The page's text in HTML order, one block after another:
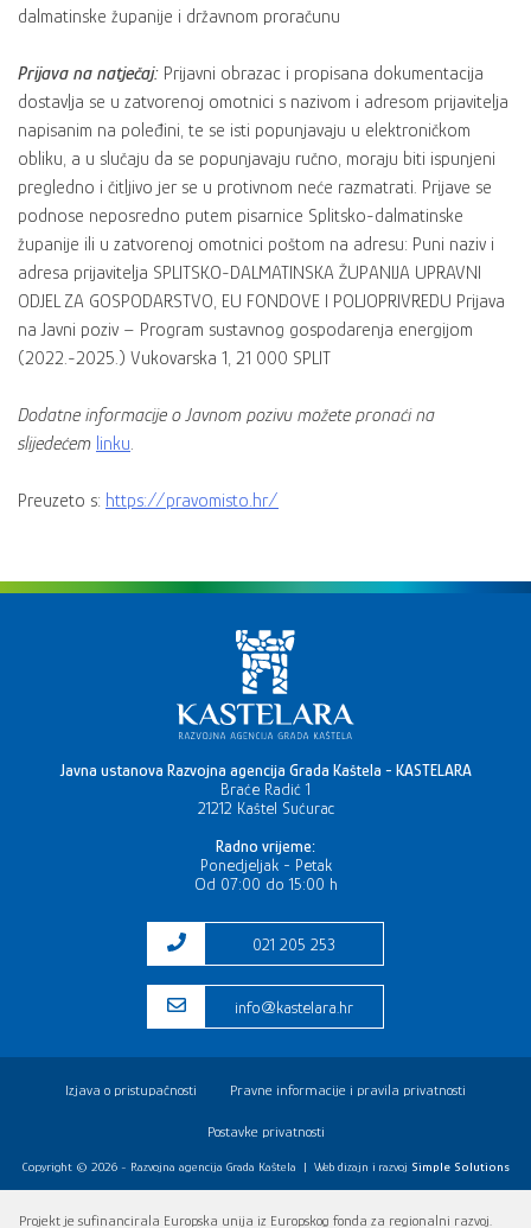
dalmatinske županije i državnom proračunu
Prijava na natječaj: Prijavni obrazac i propisana dokumentacija
dostavlja se u zatvorenoj omotnici s nazivom i adresom prijavitelja
napisanim na poleđini, te se isti popunjavaju u elektroničkom
obliku, a u slučaju da se popunjavaju ručno, moraju biti ispunjeni
pregledno i čitljivo jer se u protivnom neće razmatrati. Prijave se
podnose neposredno putem pisarnice Splitsko-dalmatinske
županije ili u zatvorenoj omotnici poštom na adresu: Puni naziv i
adresa prijavitelja SPLITSKO-DALMATINSKA ŽUPANIJA UPRAVNI
ODJEL ZA GOSPODARSTVO, EU FONDOVE I POLJOPRIVREDU Prijava
na Javni poziv – Program sustavnog gospodarenja energijom
(2022.-2025.) Vukovarska 1, 21 000 SPLIT
Dodatne informacije o Javnom pozivu možete pronaći na
slijedećem linku
Preuzeto s: https://pravomisto.hr/
Javna ustanova Razvojna agencija Grada Kaštela - KASTELARA
Braće Radić 1
21212 Kaštel Sućurac
Radno vrijeme:
Ponedjeljak - Petak
Od 07:00 do 15:00 h
021 205 253
info@kastelara.hr
Copyright © 2026 - Razvojna agencija Grada Kaštela | Web dizajn i razvoj Simple Solutions
Izjava o pristupačnosti Pravne informacije i pravila privatnosti
Postavke privatnosti
Projekt je sufinancirala Europska unija iz Europskog fonda za regionalni razvoj.